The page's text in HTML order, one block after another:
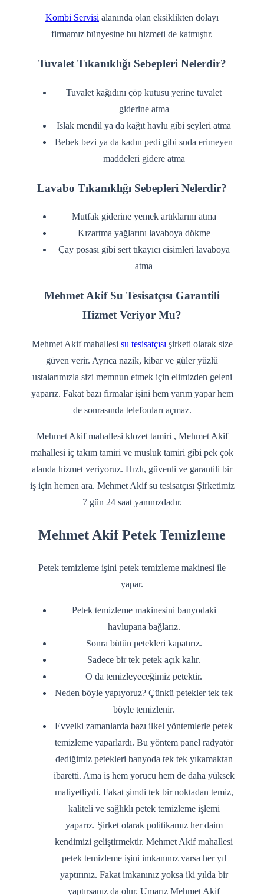
Kombi Servisi alanında olan eksiklikten dolayı
firmamız bünyesine bu hizmeti de katmıştır.
Tuvalet Tıkanıklığı Sebepleri Nelerdir?
‌Tuvalet kağıdını çöp kutusu yerine tuvalet
giderine atma
‌Islak mendil ya da kağıt havlu gibi şeyleri atma
‌Bebek bezi ya da kadın pedi gibi suda erimeyen
maddeleri gidere atma
Lavabo Tıkanıklığı Sebepleri Nelerdir?
‌Mutfak giderine yemek artıklarını atma
‌Kızartma yağlarını lavaboya dökme
‌Çay posası gibi sert tıkayıcı cisimleri lavaboya
atma
Mehmet Akif Su Tesisatçısı Garantili
Hizmet Veriyor Mu?
Mehmet Akif mahallesi su tesisatçısı şirketi olarak size
güven verir. Ayrıca nazik, kibar ve güler yüzlü
ustalarımızla sizi memnun etmek için elimizden geleni
yaparız. Fakat bazı firmalar işini hem yarım yapar hem
de sonrasında telefonları açmaz.
Mehmet Akif mahallesi klozet tamiri , Mehmet Akif
mahallesi iç takım tamiri ve musluk tamiri gibi pek çok
alanda hizmet veriyoruz. Hızlı, güvenli ve garantili bir
iş için hemen ara. Mehmet Akif su tesisatçısı Şirketimiz
7 gün 24 saat yanınızdadır.
Mehmet Akif Petek Temizleme
Petek temizleme işini petek temizleme makinesi ile
yapar.
Petek temizleme makinesini banyodaki
havlupana bağlarız.
Sonra bütün petekleri kapatırız.
Sadece bir tek petek açık kalır.
O da temizleyeceğimiz petektir.
Neden böyle yapıyoruz? Çünkü petekler tek tek
böyle temizlenir.
Evvelki zamanlarda bazı ilkel yöntemlerle petek
temizleme yaparlardı. Bu yöntem panel radyatör
dediğimiz petekleri banyoda tek tek yıkamaktan
ibaretti. Ama iş hem yorucu hem de daha yüksek
maliyetliydi. Fakat şimdi tek bir noktadan temiz,
kaliteli ve sağlıklı petek temizleme işlemi
yaparız. Şirket olarak politikamız her daim
kendimizi geliştirmektir. Mehmet Akif mahallesi
petek temizleme işini imkanınız varsa her yıl
yaptırınız. Fakat imkanınız yoksa iki yılda bir
yaptırsanız da olur. Umarız Mehmet Akif